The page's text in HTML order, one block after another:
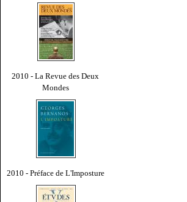
2010 - La Revue des Deux
Mondes
2010 - Préface de L'Imposture